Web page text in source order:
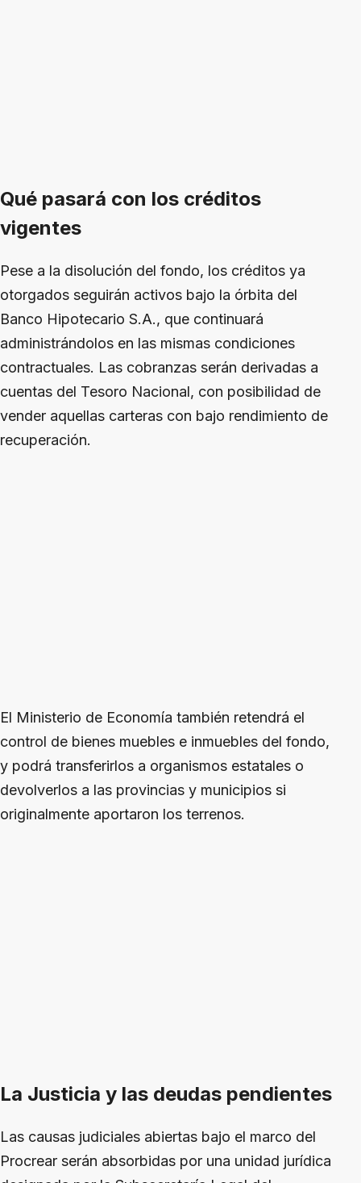
Qué pasará con los créditos
vigentes
Pese a la disolución del fondo, los créditos ya
otorgados seguirán activos bajo la órbita del
Banco Hipotecario S.A., que continuará
administrándolos en las mismas condiciones
contractuales. Las cobranzas serán derivadas a
cuentas del Tesoro Nacional, con posibilidad de
vender aquellas carteras con bajo rendimiento de
recuperación.
El Ministerio de Economía también retendrá el
control de bienes muebles e inmuebles del fondo,
y podrá transferirlos a organismos estatales o
devolverlos a las provincias y municipios si
originalmente aportaron los terrenos.
La Justicia y las deudas pendientes
Las causas judiciales abiertas bajo el marco del
Procrear serán absorbidas por una unidad jurídica